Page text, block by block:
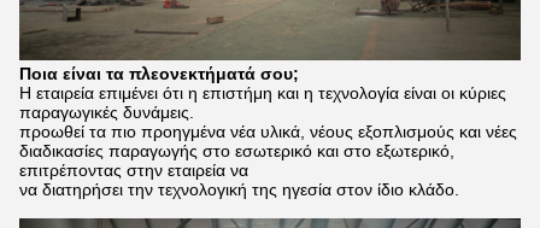
Ποια είναι τα πλεονεκτήματά σου;
Η εταιρεία επιμένει ότι η επιστήμη και η τεχνολογία είναι οι κύριες
παραγωγικές δυνάμεις.
προωθεί τα πιο προηγμένα νέα υλικά, νέους εξοπλισμούς και νέες
διαδικασίες παραγωγής στο εσωτερικό και στο εξωτερικό,
επιτρέποντας στην εταιρεία να
να διατηρήσει την τεχνολογική της ηγεσία στον ίδιο κλάδο.